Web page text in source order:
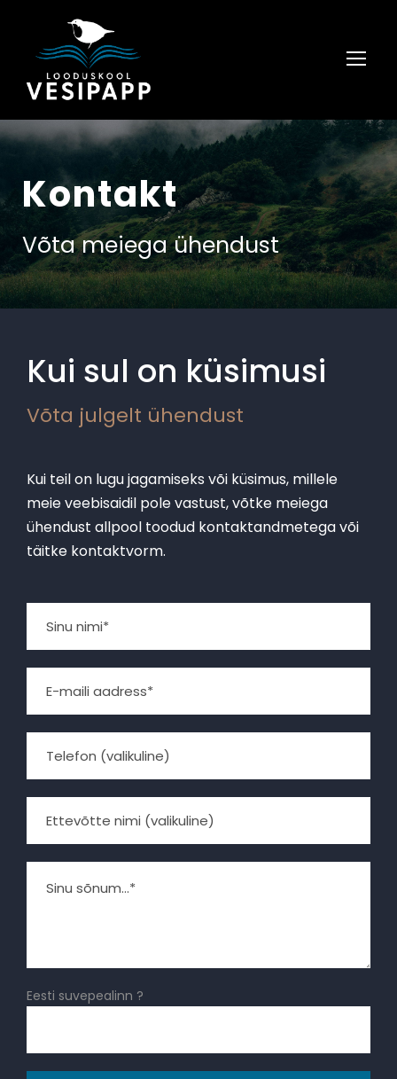
Kontakt
Võta meiega ühendust
Kui sul on küsimusi
Võta julgelt ühendust
Kui teil on lugu jagamiseks või küsimus, millele
meie veebisaidil pole vastust, võtke meiega
ühendust allpool toodud kontaktandmetega või
täitke kontaktvorm.
Eesti suvepealinn ?